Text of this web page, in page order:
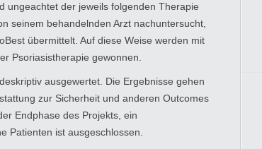
ungeachtet der jeweils folgenden Therapie
seinem behandelnden Arzt nachuntersucht,
übermittelt. Auf diese Weise werden mit
Psoriasistherapie gewonnen.
ausgewertet. Die Ergebnisse gehen
zur Sicherheit und anderen Outcomes
Endphase des Projekts, ein
Patienten ist ausgeschlossen.